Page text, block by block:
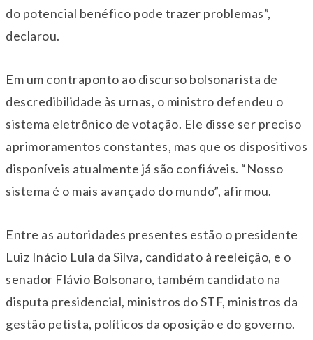
do potencial benéfico pode trazer problemas”,
declarou.
Em um contraponto ao discurso bolsonarista de
descredibilidade às urnas, o ministro defendeu o
sistema eletrônico de votação. Ele disse ser preciso
aprimoramentos constantes, mas que os dispositivos
disponíveis atualmente já são confiáveis. “Nosso
sistema é o mais avançado do mundo”, afirmou.
Entre as autoridades presentes estão o presidente
Luiz Inácio Lula da Silva, candidato à reeleição, e o
senador Flávio Bolsonaro, também candidato na
disputa presidencial, ministros do STF, ministros da
gestão petista, políticos da oposição e do governo.